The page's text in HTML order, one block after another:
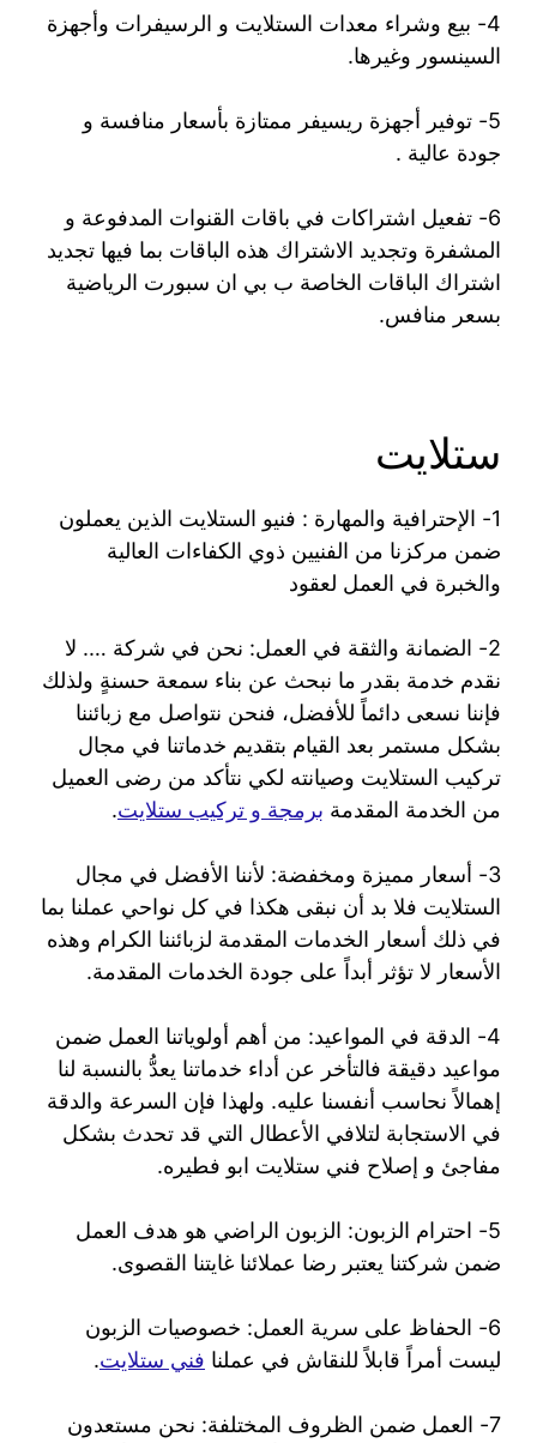
4- بيع وشراء معدات الستلايت و الرسيفرات وأجهزة
السينسور وغيرها.
5- توفير أجهزة ريسيفر ممتازة بأسعار منافسة و
جودة عالية .
6- تفعيل اشتراكات في باقات القنوات المدفوعة و
المشفرة وتجديد الاشتراك هذه الباقات بما فيها تجديد
اشتراك الباقات الخاصة ب بي ان سبورت الرياضية
بسعر منافس.
ستلايت
1- الإحترافية والمهارة : فنيو الستلايت الذين يعملون
ضمن مركزنا من الفنيين ذوي الكفاءات العالية
والخبرة في العمل لعقود
2- الضمانة والثقة في العمل: نحن في شركة …. لا
نقدم خدمة بقدر ما نبحث عن بناء سمعة حسنةٍ ولذلك
فإننا نسعى دائماً للأفضل، فنحن نتواصل مع زبائننا
بشكل مستمر بعد القيام بتقديم خدماتنا في مجال
تركيب الستلايت وصيانته لكي نتأكد من رضى العميل
من الخدمة المقدمة برمجة و تركيب ستلايت.
3- أسعار مميزة ومخفضة: لأننا الأفضل في مجال
الستلايت فلا بد أن نبقى هكذا في كل نواحي عملنا بما
في ذلك أسعار الخدمات المقدمة لزبائننا الكرام وهذه
الأسعار لا تؤثر أبداً على جودة الخدمات المقدمة.
4- الدقة في المواعيد: من أهم أولوياتنا العمل ضمن
مواعيد دقيقة فالتأخر عن أداء خدماتنا يعدُّ بالنسبة لنا
إهمالاً نحاسب أنفسنا عليه. ولهذا فإن السرعة والدقة
في الاستجابة لتلافي الأعطال التي قد تحدث بشكل
مفاجئ و إصلاح فني ستلايت ابو فطيره.
5- احترام الزبون: الزبون الراضي هو هدف العمل
ضمن شركتنا يعتبر رضا عملائنا غايتنا القصوى.
6- الحفاظ على سرية العمل: خصوصيات الزبون
ليست أمراً قابلاً للنقاش في عملنا فني ستلايت.
7- العمل ضمن الظروف المختلفة: نحن مستعدون